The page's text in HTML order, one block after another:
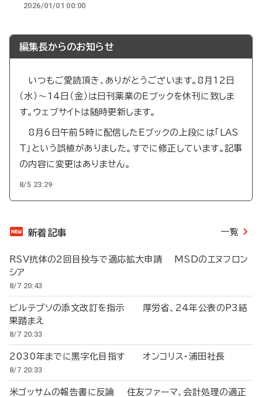
2026/01/01 00:00
編集長からのお知らせ
いつもご愛読頂き、ありがとうございます。8月12日
（水）～14日（金）は日刊薬業のEブックを休刊に致しま
す。ウェブサイトは随時更新します。
8月6日午前5時に配信したEブックの上段には「LAS
T」という誤植がありました。すでに修正しています。記事
の内容に変更はありません。
8/5 23:29
新着記事 一覧
RSV抗体の2回目投与で適応拡大申請 MSDのエヌフロン
シア
8/7 20:43
ビルテプソの添文改訂を指示 厚労省、24年公表のP3結
果踏まえ
8/7 20:33
2030年までに黒字化目指す オンコリス・浦田社長
8/7 20:33
米ゴッサムの報告書に反論 住友ファーマ、会計処理の適正